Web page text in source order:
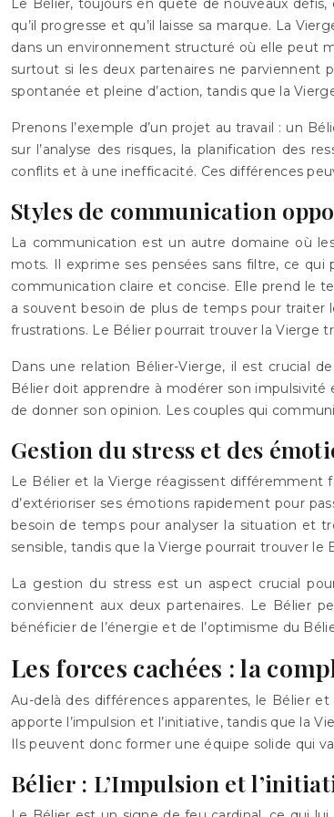
Le Bélier, toujours en quête de nouveaux défis,
qu’il progresse et qu’il laisse sa marque. La
dans un environnement structuré où elle peut
surtout si les deux partenaires ne parviennent
spontanée et pleine d’action, tandis que la
Prenons l’exemple d’un projet au travail : un
sur l’analyse des risques, la planification des
conflits et à une inefficacité. Ces différences
Styles de communication
La communication est un autre domaine où
mots. Il exprime ses pensées sans filtre, ce
communication claire et concise. Elle prend le
a souvent besoin de plus de temps pour
frustrations. Le Bélier pourrait trouver la Vierge
Dans une relation Bélier-Vierge, il est crucial
Bélier doit apprendre à modérer son
de donner son opinion. Les couples qui
Gestion du stress et des
Le Bélier et la Vierge réagissent différemment
d’extérioriser ses émotions rapidement pour
besoin de temps pour analyser la situation et
sensible, tandis que la Vierge pourrait trouver
La gestion du stress est un aspect crucial
conviennent aux deux partenaires. Le Bélier
bénéficier de l’énergie et de l’optimisme du
Les forces cachées : la
Au-delà des différences apparentes, le Bélier
apporte l’impulsion et l’initiative, tandis que la
Ils peuvent donc former une équipe solide qui
Bélier : L’Impulsion et